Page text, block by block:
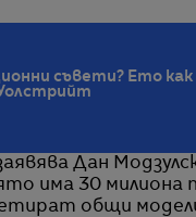
съвети? Ето как
Дан
има 30 милиона
общи